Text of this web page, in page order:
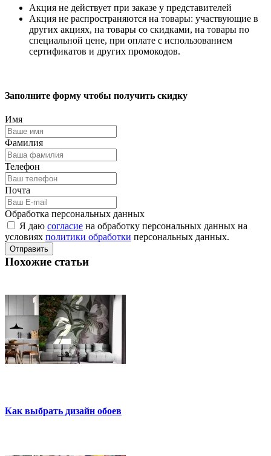
Акция не действует при заказе у представителей
Акция не распространяются на товары: участвующие в
других акциях, на товары со скидками, на товары по
специальной цене, при оплате с использованием
сертификатов и других промокодов.
Заполните форму чтобы получить скидку
Имя
Фамилия
Телефон
Почта
Обработка персональных данных
Я даю согласие на обработку персональных данных на
условиях политики обработки персональных данных.
Отправить
Похожие статьи
Как выбрать дизайн обоев